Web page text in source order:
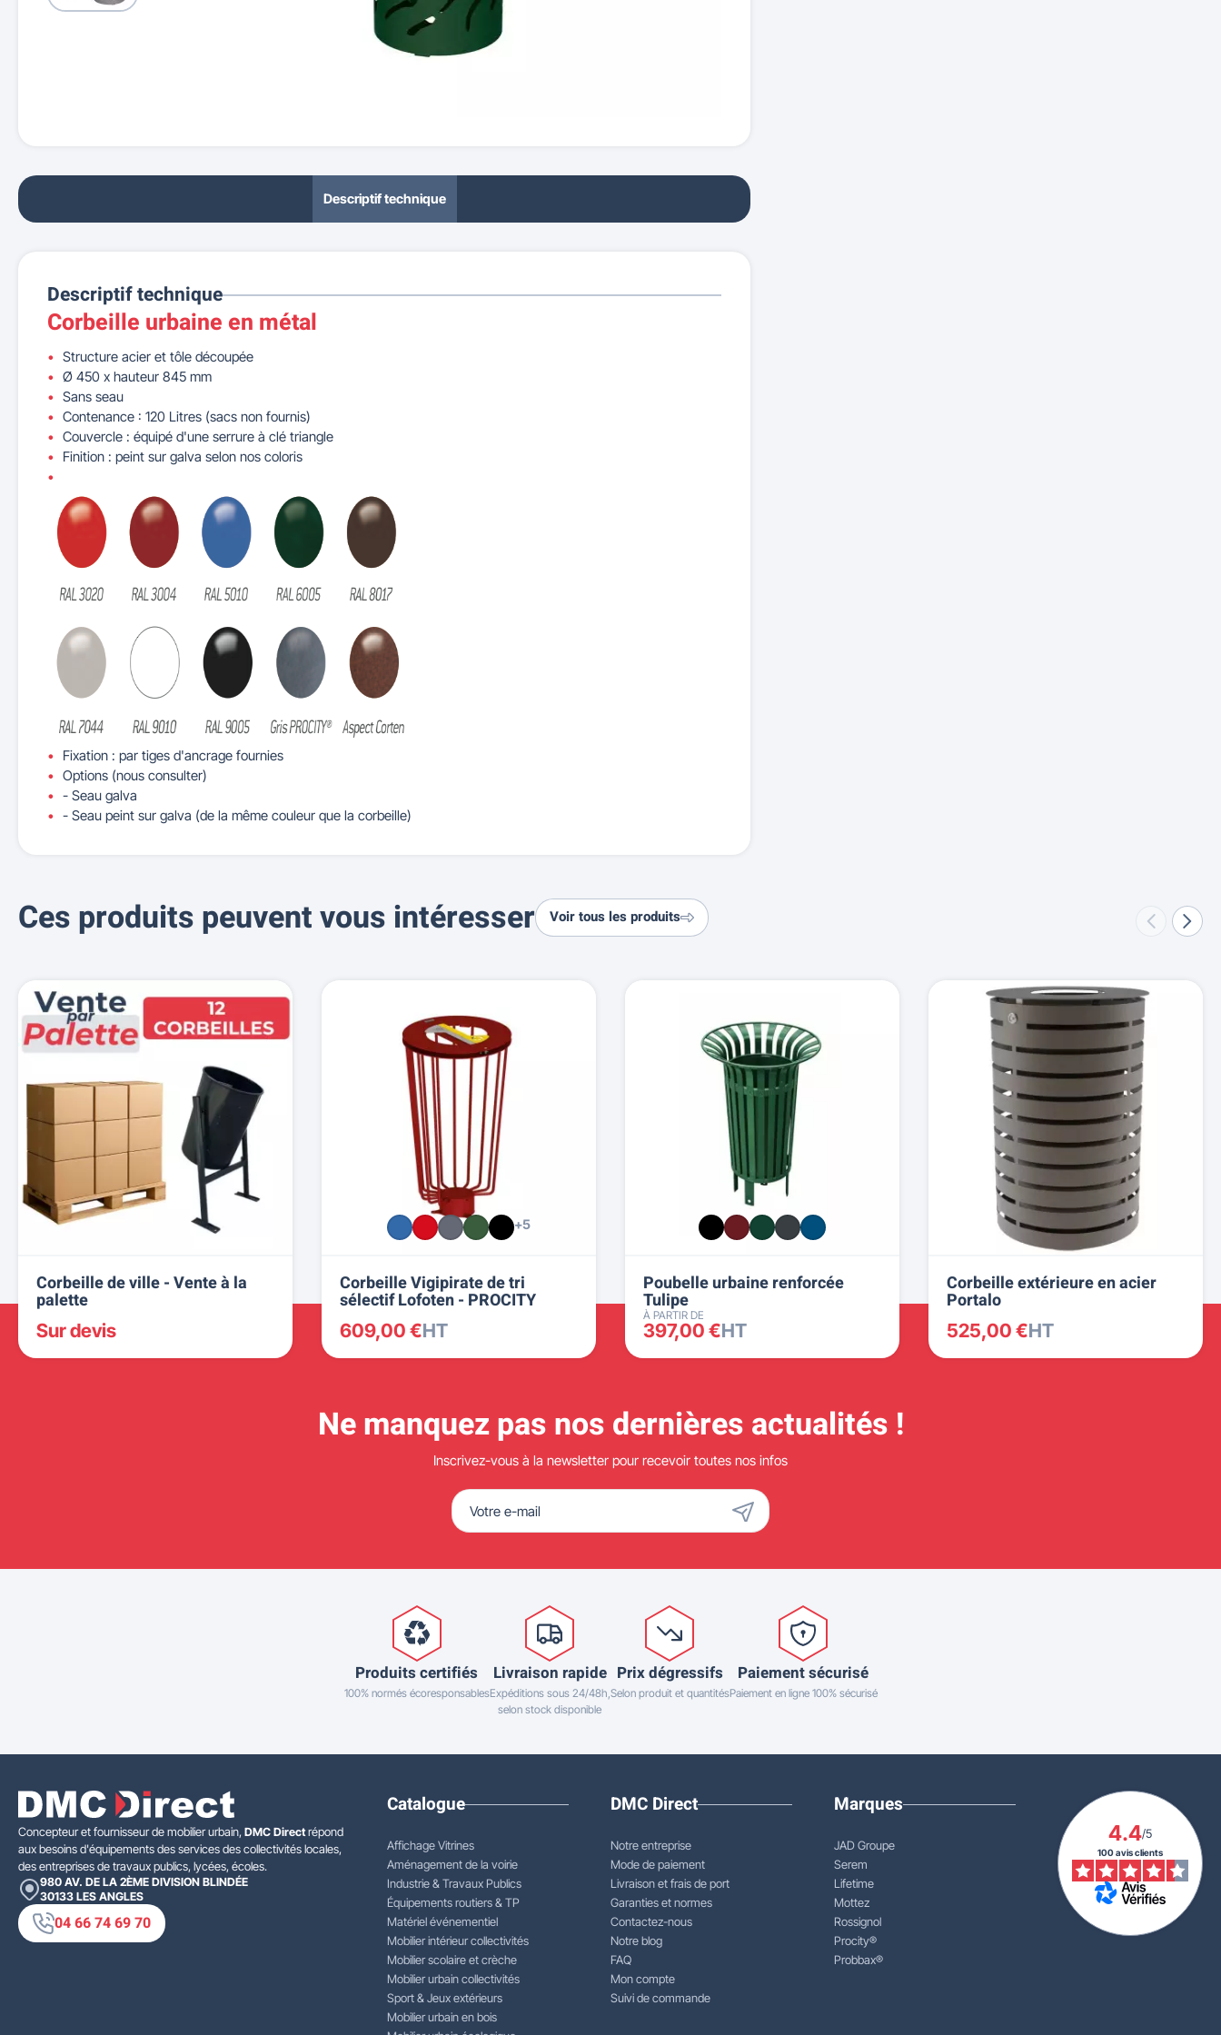
Descriptif technique
Descriptif technique
Corbeille urbaine en métal
Structure acier et tôle découpée
Ø 450 x hauteur 845 mm
Sans seau
Contenance : 120 Litres (sacs non fournis)
Couvercle : équipé d'une serrure à clé triangle
Finition : peint sur galva selon nos coloris
Fixation : par tiges d'ancrage fournies
Options (nous consulter)
- Seau galva
- Seau peint sur galva (de la même couleur que la corbeille)
Ces produits peuvent vous intéresser Voir tous les produits
Corbeille de ville - Vente à la
palette
Sur devis
+5
Corbeille Vigipirate de tri
sélectif Lofoten - PROCITY
609,00 €HT
Poubelle urbaine renforcée
Tulipe
À PARTIR DE
397,00 €HT
Corbeille extérieure en acier
Portalo
525,00 €HT
Ne manquez pas nos dernières actualités !
Inscrivez-vous à la newsletter pour recevoir toutes nos infos
Produits certifiés
100% normés écoresponsables
Livraison rapide
Expéditions sous 24/48h,
selon stock disponible
Prix dégressifs
Selon produit et quantités
Paiement sécurisé
Paiement en ligne 100% sécurisé
Concepteur et fournisseur de mobilier urbain, DMC Directrépond
aux besoins d'équipements des services des collectivités locales,
des entreprises de travaux publics, lycées, écoles.
980 AV. DE LA 2ÈME DIVISION BLINDÉE
30133 LES ANGLES
04 66 74 69 70
Catalogue
Affichage Vitrines
Aménagement de la voirie
Industrie & Travaux Publics
Équipements routiers & TP
Matériel événementiel
Mobilier intérieur collectivités
Mobilier scolaire et crèche
Mobilier urbain collectivités
Sport & Jeux extérieurs
Mobilier urbain en bois
DMC Direct
Notre entreprise
Mode de paiement
Livraison et frais de port
Garanties et normes
Contactez-nous
Notre blog
FAQ
Mon compte
Suivi de commande
Marques
JAD Groupe
Serem
Lifetime
Mottez
Rossignol
Procity®
Probbax®
4.4/5
100 avis clients